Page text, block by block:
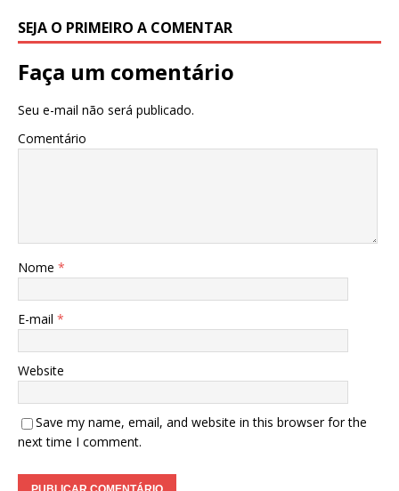
o
k
p
SEJA O PRIMEIRO A COMENTAR
Faça um comentário
Seu e-mail não será publicado.
Comentário
Nome *
E-mail *
Website
Save my name, email, and website in this browser for the
next time I comment.